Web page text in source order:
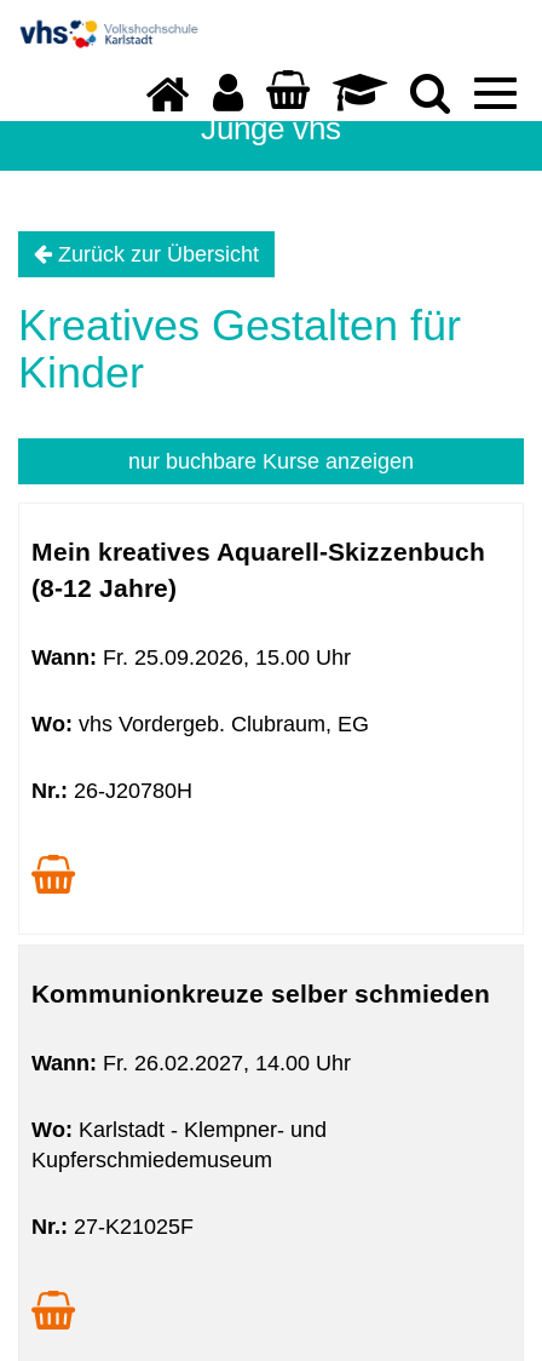
Junge vhs
Zurück zur Übersicht
Kreatives Gestalten für
Kinder
nur buchbare Kurse anzeigen
Tabellenüberschriften
können
sortiert
Mein kreatives Aquarell-Skizzenbuch
(8-12 Jahre)
Wann: Fr. 25.09.2026, 15.00 Uhr
Wo: vhs Vordergeb. Clubraum, EG
Nr.: 26-J20780H
Kommunionkreuze selber schmieden
Wann: Fr. 26.02.2027, 14.00 Uhr
Wo: Karlstadt - Klempner- und
Kupferschmiedemuseum
Nr.: 27-K21025F